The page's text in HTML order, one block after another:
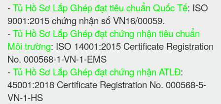
-Tủ Hồ Sơ Lắp Ghép đạt tiêu chuẩn Quốc Tế: ISO
9001:2015 chứng nhận số VN16/00059.
-Tủ Hồ Sơ Lắp Ghép đạt chứng nhận tiêu chuẩn
Môi trường: ISO 14001:2015 Certificate Registration
No. 000568-1-VN-1-EMS
-Tủ Hồ Sơ Lắp Ghép đạt chứng nhận ATLĐ:
45001:2018 Certificate Registration No. 000568-5-
VN-1-HS